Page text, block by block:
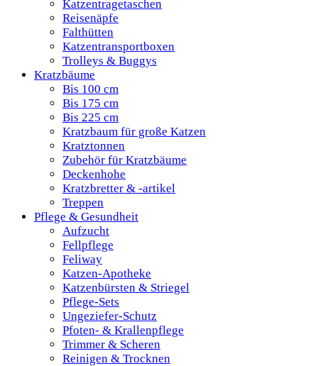
Katzentragetaschen
Reisenäpfe
Falthütten
Katzentransportboxen
Trolleys & Buggys
Kratzbäume
Bis 100 cm
Bis 175 cm
Bis 225 cm
Kratzbaum für große Katzen
Kratztonnen
Zubehör für Kratzbäume
Deckenhohe
Kratzbretter & -artikel
Treppen
Pflege & Gesundheit
Aufzucht
Fellpflege
Feliway
Katzen-Apotheke
Katzenbürsten & Striegel
Pflege-Sets
Ungeziefer-Schutz
Pfoten- & Krallenpflege
Trimmer & Scheren
Reinigen & Trocknen